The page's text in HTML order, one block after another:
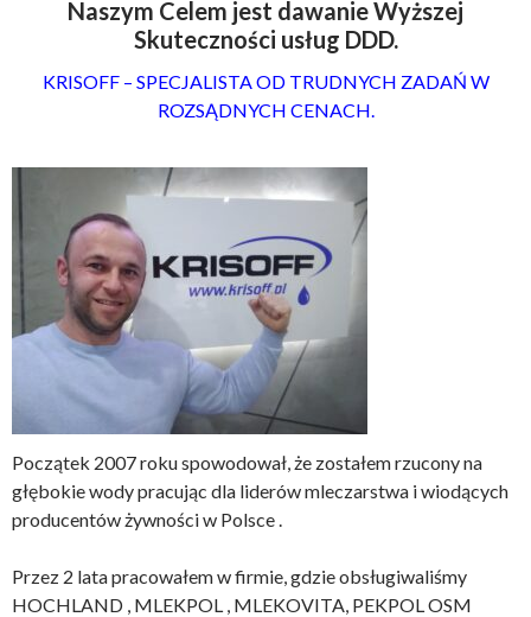
Naszym Celem jest dawanie Wyższej
Skuteczności usług DDD.
KRISOFF – SPECJALISTA OD TRUDNYCH ZADAŃ W
ROZSĄDNYCH CENACH.
Początek 2007 roku spowodował, że zostałem rzucony na
głębokie wody pracując dla liderów mleczarstwa i wiodących
producentów żywności w Polsce .
Przez 2 lata pracowałem w firmie, gdzie obsługiwaliśmy
HOCHLAND , MLEKPOL , MLEKOVITA, PEKPOL OSM